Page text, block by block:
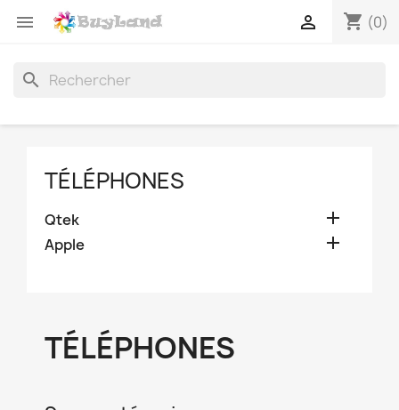
 shopping_cart (0)

search
TÉLÉPHONES
Qtek 
Apple 
TÉLÉPHONES